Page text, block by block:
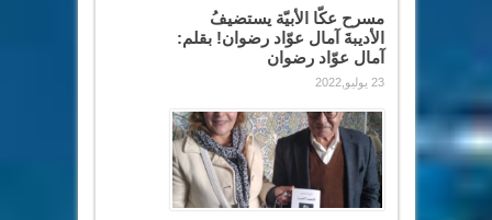
مسرح عكّا الأبيّة يستضيفُ
الأديبةَ آمال عوّاد رضوان! بقلم:
آمال عوّاد رضوان
23 يوليو,2022